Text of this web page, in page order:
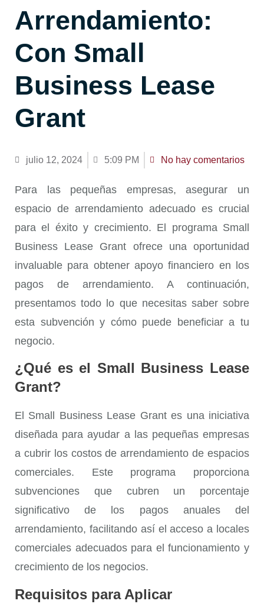
Arrendamiento:
Con Small
Business Lease
Grant
julio 12, 2024 5:09 PM No hay comentarios
Para las pequeñas empresas, asegurar un
espacio de arrendamiento adecuado es crucial
para el éxito y crecimiento. El programa Small
Business Lease Grant ofrece una oportunidad
invaluable para obtener apoyo financiero en los
pagos de arrendamiento. A continuación,
presentamos todo lo que necesitas saber sobre
esta subvención y cómo puede beneficiar a tu
negocio.
¿Qué es el Small Business Lease
Grant?
El Small Business Lease Grantes una iniciativa
diseñada para ayudar a las pequeñas empresas
a cubrir los costos de arrendamiento de espacios
comerciales. Este programa proporciona
subvenciones que cubren un porcentaje
significativo de los pagos anuales del
arrendamiento, facilitando así el acceso a locales
comerciales adecuados para el funcionamiento y
crecimiento de los negocios.
Requisitos para Aplicar